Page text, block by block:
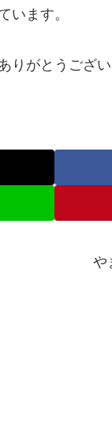
います。
りがとうござい
や